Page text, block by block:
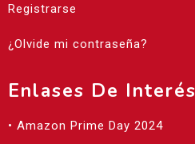
Registrarse
¿Olvide mi contraseña?
Enlases De Interés
• Amazon Prime Day 2024